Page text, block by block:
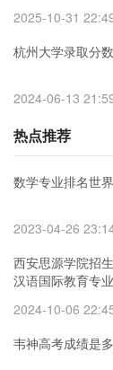
2025-10-31
杭州大学录取分
2024-06-13
热点推荐
数学专业排名世
2023-04-26
西安思源学院招
汉语国际教育专
2024-10-06
韦神高考成绩是